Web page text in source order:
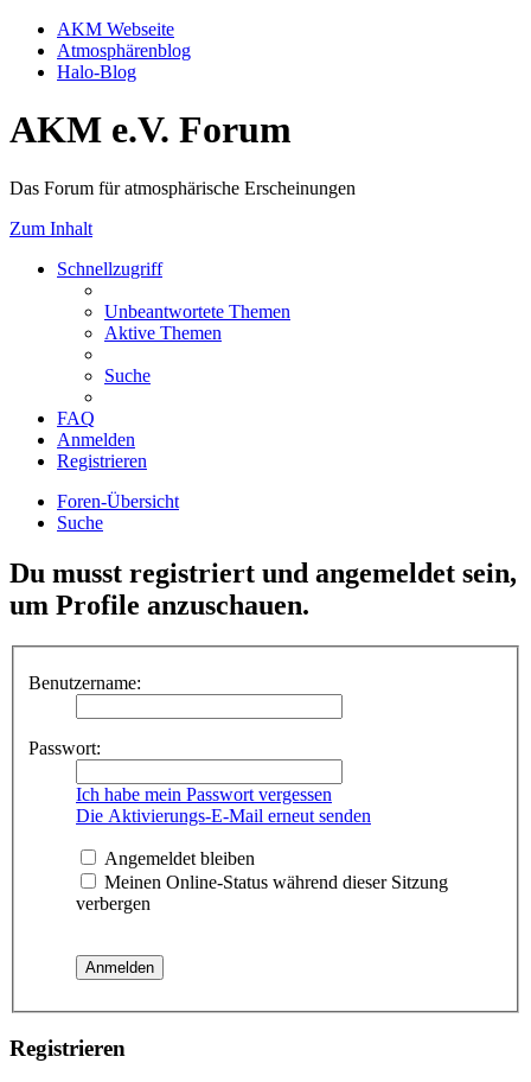
AKM Webseite
Atmosphärenblog
Halo-Blog
AKM e.V. Forum
Das Forum für atmosphärische Erscheinungen
Zum Inhalt
Schnellzugriff
Unbeantwortete Themen
Aktive Themen
Suche
FAQ
Anmelden
Registrieren
Foren-Übersicht
Suche
Du musst registriert und angemeldet sein,
um Profile anzuschauen.
Benutzername:
Passwort:
Ich habe mein Passwort vergessen
Die Aktivierungs-E-Mail erneut senden
Angemeldet bleiben
Meinen Online-Status während dieser Sitzung
verbergen
Registrieren